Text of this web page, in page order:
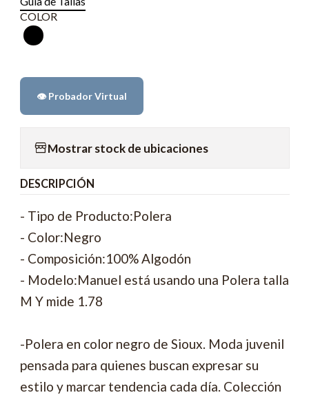
COLOR
👁️ Probador Virtual
Mostrar stock de ubicaciones
DESCRIPCIÓN
- Tipo de Producto:Polera
- Color:Negro
- Composición:100% Algodón
- Modelo:Manuel está usando una Polera talla
M Y mide 1.78
-Polera en color negro de Sioux. Moda juvenil
pensada para quienes buscan expresar su
estilo y marcar tendencia cada día. Colección